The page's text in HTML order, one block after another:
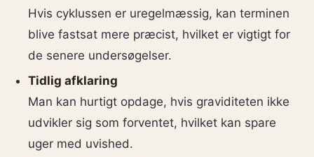
Hvis cyklussen er uregelmæssig, kan terminen
blive fastsat mere præcist, hvilket er vigtigt for
de senere undersøgelser.
Tidlig afklaring
Man kan hurtigt opdage, hvis graviditeten ikke
udvikler sig som forventet, hvilket kan spare
uger med uvished.